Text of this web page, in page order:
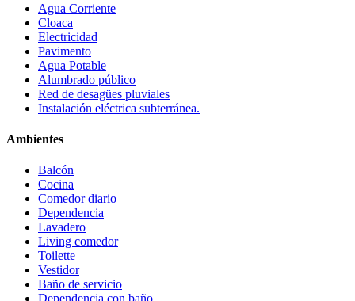
Agua Corriente
Cloaca
Electricidad
Pavimento
Agua Potable
Alumbrado público
Red de desagües pluviales
Instalación eléctrica subterránea.
Ambientes
Balcón
Cocina
Comedor diario
Dependencia
Lavadero
Living comedor
Toilette
Vestidor
Baño de servicio